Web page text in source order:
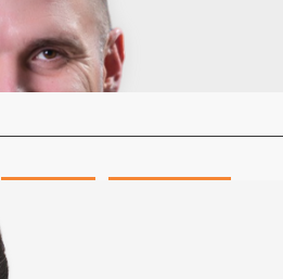
Os carros elétricos se apresentam
alternativa para consolidar a
Read More…
Possibilidades